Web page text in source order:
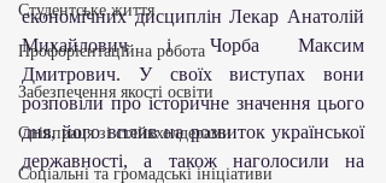
Студентське життя
Профорієнтаційна робота
Забезпечення якості освіти
Співпраця зі стейкхолдерами
Соціальні та громадські ініціативи
економічних дисциплін Лекар Анатолій
Михайлович і Чорба Максим
Дмитрович. У своїх виступах вони
розповіли про історичне значення цього
дня, його вплив на розвиток української
державності, а також наголосили на